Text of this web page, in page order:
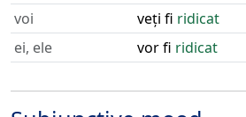
voi
veți fi ridicat
ei, ele
vor fi ridicat